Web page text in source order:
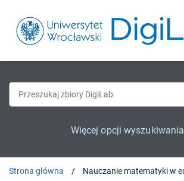
Więcej opcji wyszukiwania
Strona główna